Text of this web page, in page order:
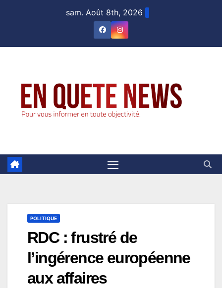
sam. Août 8th, 2026
POLITIQUE
RDC : frustré de
l’ingérence européenne
aux affaires